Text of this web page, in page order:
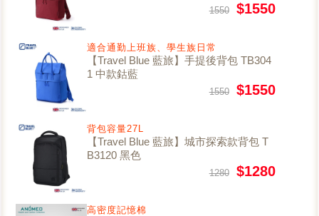
1550 $1550
適合通勤上班族、學生族日常
【Travel Blue 藍旅】手提後背包 TB304
1 中款鈷藍
1550 $1550
背包容量27L
【Travel Blue 藍旅】城市探索款背包 T
B3120 黑色
1280 $1280
高密度記憶棉